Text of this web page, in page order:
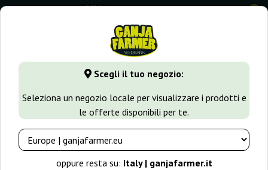
Scegli il tuo negozio:
Seleziona un negozio locale per visualizzare i prodotti e
le offerte disponibili per te.
oppure resta su: Italy | ganjafarmer.it
0
GanjaFarmer.it Seedbank Ministry Of Cannabis
Semi Ministry Of Cannabis
Filtri Ordinamento